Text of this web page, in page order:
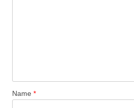
Name *